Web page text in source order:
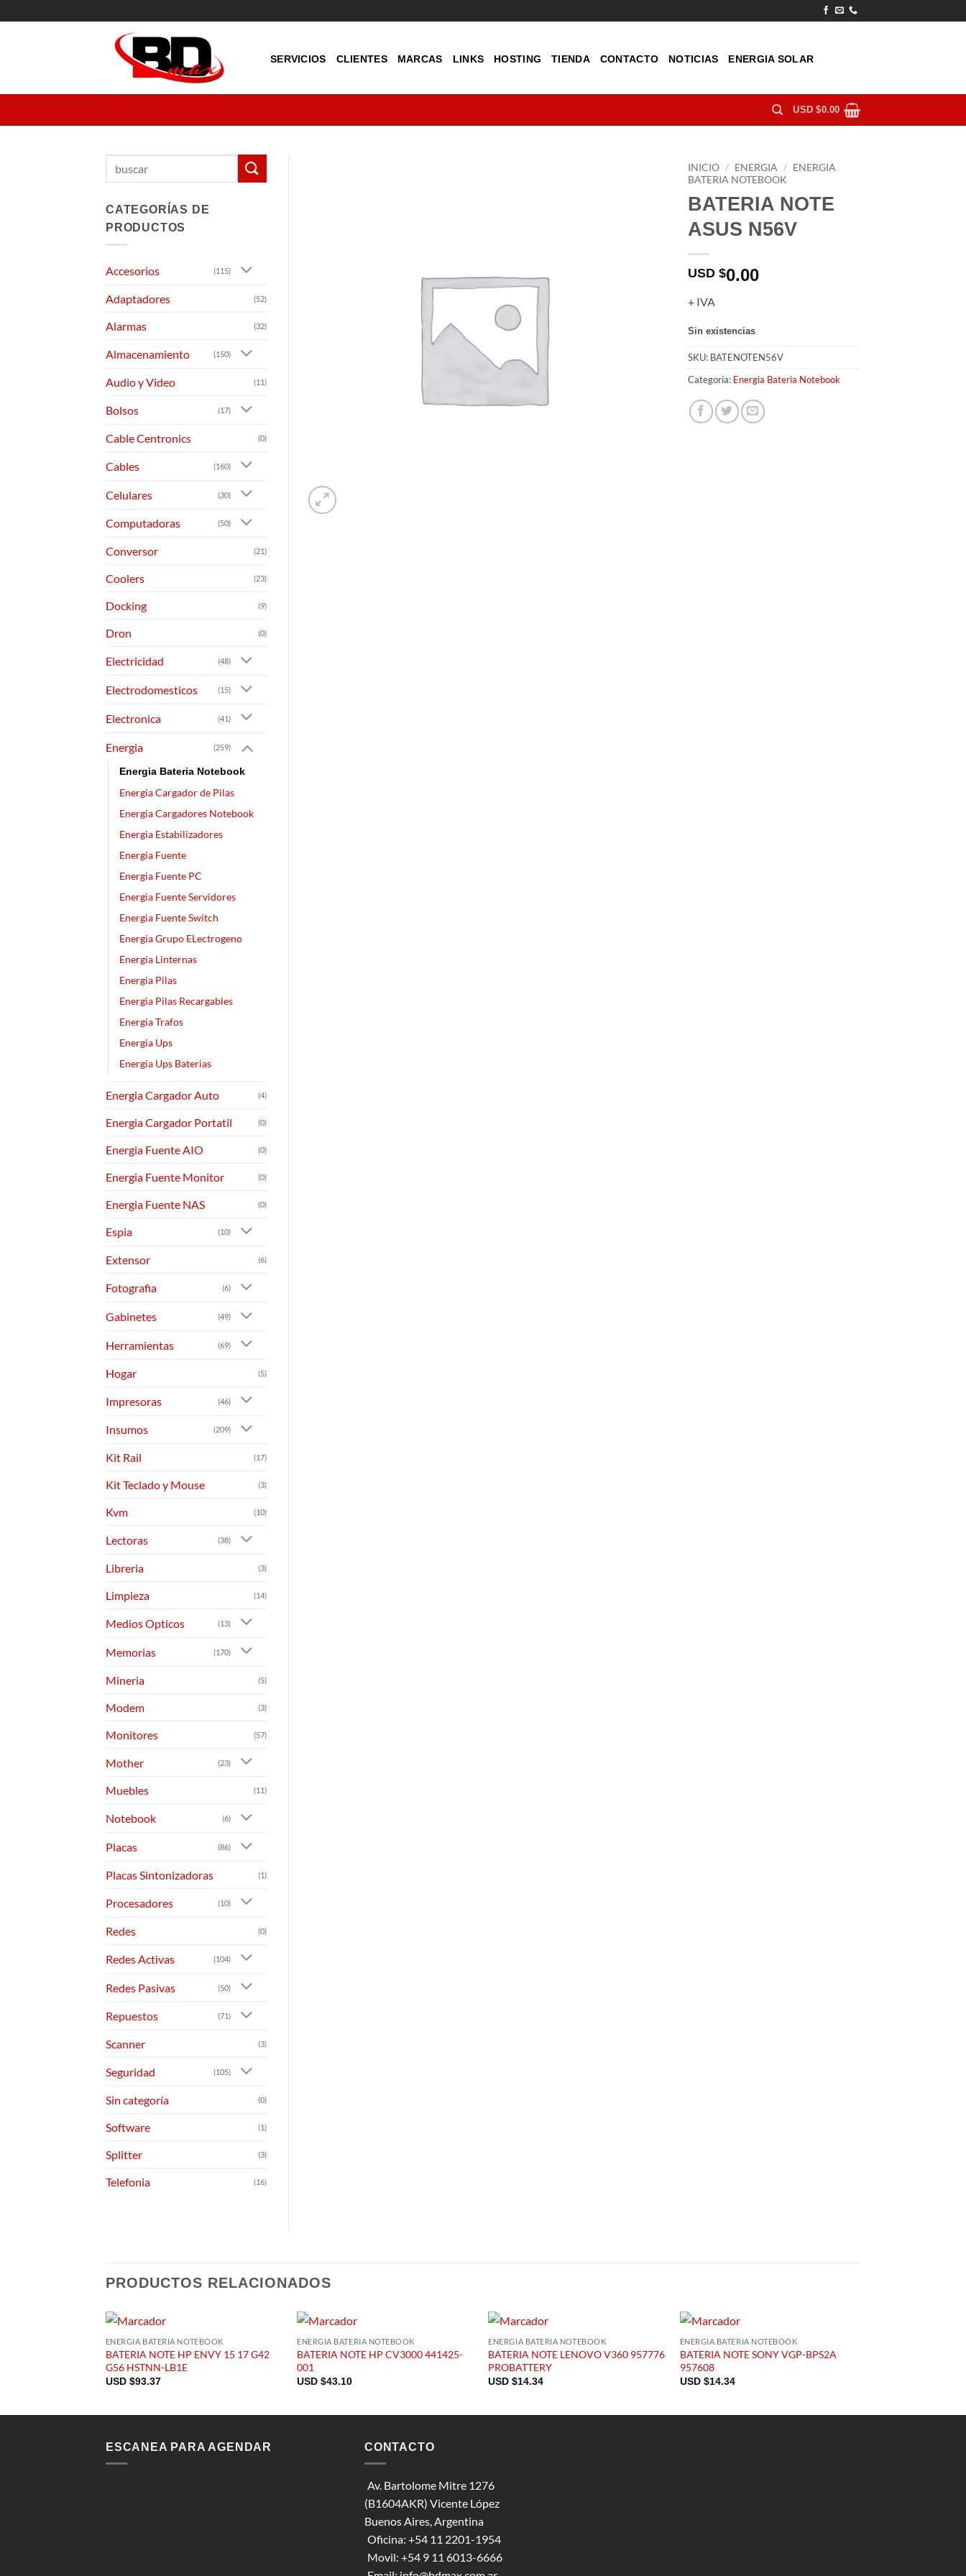
al
SERVICIOS CLIENTES MARCAS LINKS HOSTING TIENDA CONTACTO NOTICIAS ENERGIA SOLAR
USD $0.00
INICIO / ENERGIA / ENERGIA
BATERIA NOTEBOOK
BATERIA NOTE
ASUS N56V
USD $0.00
+ IVA
Sin existencias
SKU: BATENOTEN56V
Categoría: Energia Bateria Notebook
CATEGORÍAS DE
PRODUCTOS
Accesorios (115)
Adaptadores (52)
Alarmas (32)
Almacenamiento (150)
Audio y Video (11)
Bolsos (17)
Cable Centronics (0)
Cables (160)
Celulares (30)
Computadoras (50)
Conversor (21)
Coolers (23)
Docking (9)
Dron (0)
Electricidad (48)
Electrodomesticos (15)
Electronica (41)
Energia (259)
Energia Bateria Notebook
Energia Cargador de Pilas
Energia Cargadores Notebook
Energia Estabilizadores
Energia Fuente
Energia Fuente PC
Energia Fuente Servidores
Energia Fuente Switch
Energia Grupo ELectrogeno
Energia Linternas
Energia Pilas
Energia Pilas Recargables
Energia Trafos
Energia Ups
Energia Ups Baterias
Energia Cargador Auto (4)
Energia Cargador Portatil (0)
Energia Fuente AIO (0)
Energia Fuente Monitor (0)
Energia Fuente NAS (0)
Espia (10)
Extensor (6)
Fotografia (6)
Gabinetes (49)
Herramientas (69)
Hogar (5)
Impresoras (46)
Insumos (209)
Kit Rail (17)
Kit Teclado y Mouse (3)
Kvm (10)
Lectoras (38)
Libreria (3)
Limpieza (14)
Medios Opticos (13)
Memorias (170)
Mineria (5)
Modem (3)
Monitores (57)
Mother (23)
Muebles (11)
Notebook (6)
Placas (86)
Placas Sintonizadoras (1)
Procesadores (10)
Redes (0)
Redes Activas (104)
Redes Pasivas (50)
Repuestos (71)
Scanner (3)
Seguridad (105)
Sin categoría (0)
Software (1)
Splitter (3)
Telefonia (16)
PRODUCTOS RELACIONADOS
ENERGIA BATERIA NOTEBOOK
BATERIA NOTE HP ENVY 15 17 G42
G56 HSTNN-LB1E
USD $93.37
ENERGIA BATERIA NOTEBOOK
BATERIA NOTE HP CV3000 441425-
001
USD $43.10
ENERGIA BATERIA NOTEBOOK
BATERIA NOTE LENOVO V360 957776
PROBATTERY
USD $14.34
ENERGIA BATERIA NOTEBOOK
BATERIA NOTE SONY VGP-BPS2A
957608
USD $14.34
ESCANEA PARA AGENDAR CONTACTO
Av. Bartolome Mitre 1276
(B1604AKR) Vicente López
Buenos Aires, Argentina
Oficina: +54 11 2201-1954
Movil: +54 9 11 6013-6666